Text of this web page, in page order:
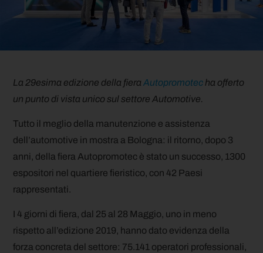
La 29esima edizione della fieraAutopromotec ha offerto
un punto di vista unico sul settore Automotive.
Tutto il meglio della manutenzione e assistenza
dell’automotive in mostra a Bologna: il ritorno, dopo 3
anni, della fiera Autopromotec è stato un successo, 1300
espositori nel quartiere fieristico, con 42 Paesi
rappresentati.
I 4 giorni di fiera, dal 25 al 28 Maggio, uno in meno
rispetto all’edizione 2019, hanno dato evidenza della
forza concreta del settore: 75.141 operatori professionali,